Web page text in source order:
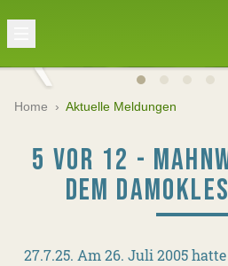
Home › Aktuelle Meldungen
5 VOR 12 -
DEM
27.7.25. Am 26. Juli 2005